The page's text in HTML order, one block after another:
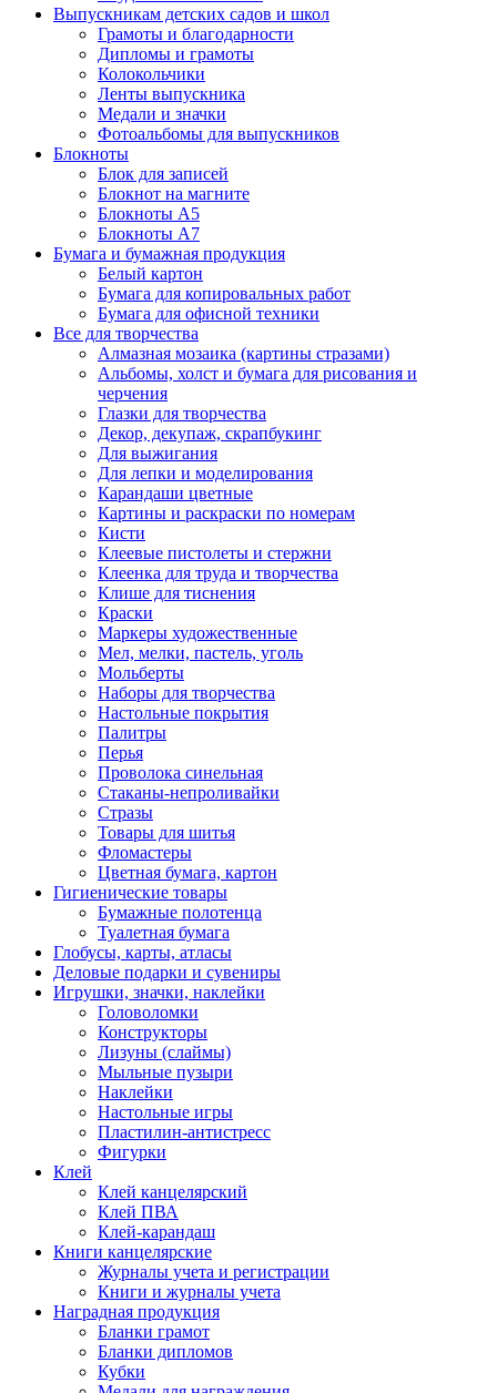
Выпускникам детских садов и школ
Грамоты и благодарности
Дипломы и грамоты
Колокольчики
Ленты выпускника
Медали и значки
Фотоальбомы для выпускников
Блокноты
Блок для записей
Блокнот на магните
Блокноты А5
Блокноты А7
Бумага и бумажная продукция
Белый картон
Бумага для копировальных работ
Бумага для офисной техники
Все для творчества
Алмазная мозаика (картины стразами)
Альбомы, холст и бумага для рисования и
черчения
Глазки для творчества
Декор, декупаж, скрапбукинг
Для выжигания
Для лепки и моделирования
Карандаши цветные
Картины и раскраски по номерам
Кисти
Клеевые пистолеты и стержни
Клеенка для труда и творчества
Клише для тиснения
Краски
Маркеры художественные
Мел, мелки, пастель, уголь
Мольберты
Наборы для творчества
Настольные покрытия
Палитры
Перья
Проволока синельная
Стаканы-непроливайки
Стразы
Товары для шитья
Фломастеры
Цветная бумага, картон
Гигиенические товары
Бумажные полотенца
Туалетная бумага
Глобусы, карты, атласы
Деловые подарки и сувениры
Игрушки, значки, наклейки
Головоломки
Конструкторы
Лизуны (слаймы)
Мыльные пузыри
Наклейки
Настольные игры
Пластилин-антистресс
Фигурки
Клей
Клей канцелярский
Клей ПВА
Клей-карандаш
Книги канцелярские
Журналы учета и регистрации
Книги и журналы учета
Наградная продукция
Бланки грамот
Бланки дипломов
Кубки